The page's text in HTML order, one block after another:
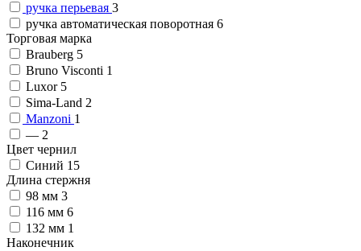
ручка перьевая 3
ручка автоматическая поворотная 6
Торговая марка
Brauberg 5
Bruno Visconti 1
Luxor 5
Sima-Land 2
Manzoni 1
— 2
Цвет чернил
Синий 15
Длина стержня
98 мм 3
116 мм 6
132 мм 1
Наконечник